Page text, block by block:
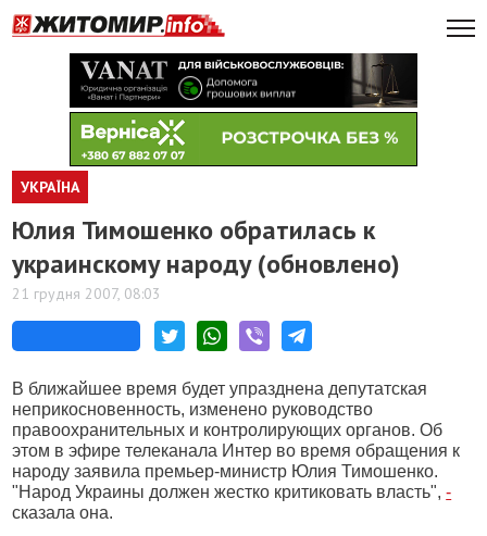
УКРАЇНА
Юлия Тимошенко обратилась к
украинскому народу (обновлено)
21 грудня 2007, 08:03
В ближайшее время будет упразднена депутатская
неприкосновенность, изменено руководство
правоохранительных и контролирующих органов. Об
этом в эфире телеканала Интер во время обращения к
народу заявила премьер-министр Юлия Тимошенко.
"Народ Украины должен жестко критиковать власть",-
сказала она.